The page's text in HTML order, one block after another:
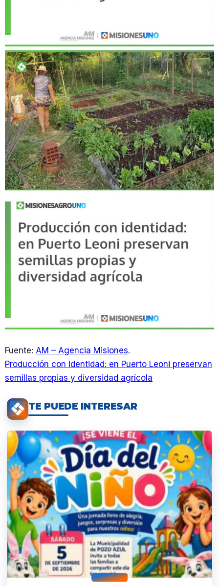
Fuente: AM – Agencia Misiones.
Producción con identidad: en Puerto Leoni preservan
semillas propias y diversidad agrícola
TE PUEDE INTERESAR